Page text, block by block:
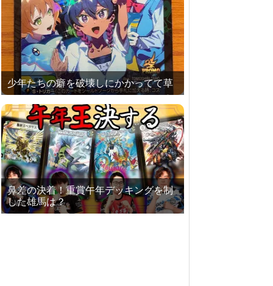
少年たちの癖を破壊しにかかってて草
鼻差の決着！重賞午年デッキングを制
した雄馬は？